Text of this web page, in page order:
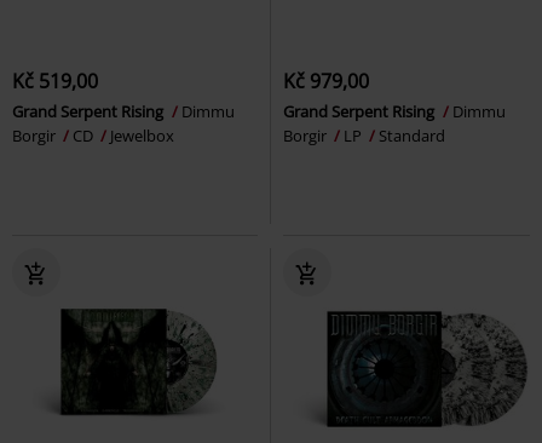
Kč 519,00
Grand Serpent Rising
Dimmu
Borgir
CD Jewelbox
Kč 979,00
Grand Serpent Rising
Dimmu
Borgir
LP Standard